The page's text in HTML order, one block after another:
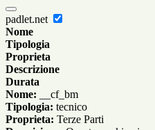
padlet.net
Nome
Tipologia
Proprieta
Descrizione
Durata
Nome: __cf_bm
Tipologia: tecnico
Proprieta: Terze Parti